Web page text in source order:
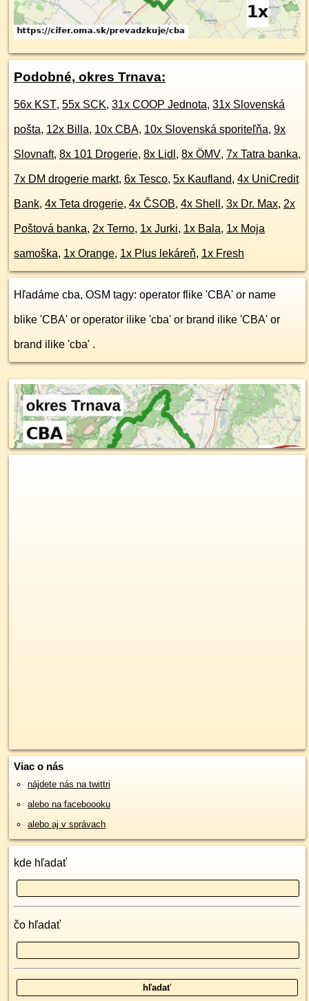
Podobné, okres Trnava:
56x KST, 55x SCK, 31x COOP Jednota, 31x Slovenská
pošta, 12x Billa, 10x CBA, 10x Slovenská sporiteľňa, 9x
Slovnaft, 8x 101 Drogerie, 8x Lidl , 8x ÖMV, 7x Tatra banka,
7x DM drogerie markt, 6x Tesco, 5x Kaufland, 4x UniCredit
Bank, 4x Teta drogerie, 4x ČSOB, 4x Shell , 3x Dr. Max, 2x
Poštová banka, 2x Terno, 1x Jurki, 1x Bala, 1x Moja
samoška, 1x Orange, 1x Plus lekáreň, 1x Fresh
Hľadáme cba, OSM tagy: operator flike 'CBA' or name
blike 'CBA' or operator ilike 'cba' or brand ilike 'CBA' or
brand ilike 'cba' .
Viac o nás
nájdete nás na twittri
alebo na faceboooku
alebo aj v správach
kde hľadať
čo hľadať